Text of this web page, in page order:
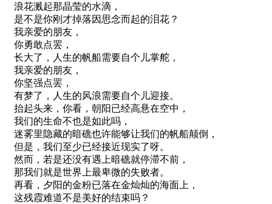
浪花溅起那晶莹的水滴，
是不是你刚才掉落因思念而起的泪花？
我亲爱的朋友，
你勇敢点罢，
长大了，人生的帆船需要自个儿掌舵，
我亲爱的朋友，
你坚强点罢，
有梦了，人生的风浪需要自个儿迎接。
抬起头来，你看，朝阳已经高悬在空中，
我们的生命不也是如此吗，
迷雾里隐藏的暗礁也许能够让我们的帆船颠倒，
但是，我们至少已经接近现实了呀。
然而，若是还没有遇上暗礁就停滞不前，
那我们就是世界上最卑微的失败者。
再看，夕阳的金粉已落在金灿灿的海面上，
这残霞难道不是美好的结束吗？